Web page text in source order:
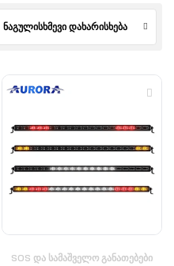
ნაგულისხმევი დახარისხება
SOS ᲓᲐ ᲡᲐᲛᲐᲨᲕᲔᲚᲝ ᲒᲐᲜᲐᲗᲔᲑᲔᲑᲘ